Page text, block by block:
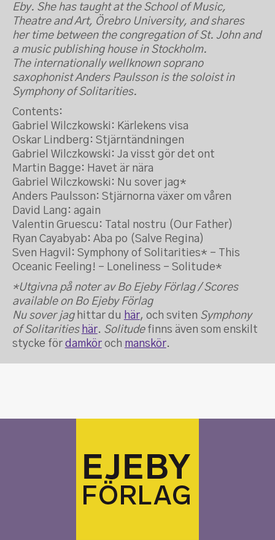
Eby. She has taught at the School of Music,
Theatre and Art, Örebro University, and shares
her time between the congregation of St. John and
a music publishing house in Stockholm.
The internationally wellknown soprano
saxophonist Anders Paulsson is the soloist in
Symphony of Solitarities.
Contents:
Gabriel Wilczkowski: Kärlekens visa
Oskar Lindberg: Stjärntändningen
Gabriel Wilczkowski: Ja visst gör det ont
Martin Bagge: Havet är nära
Gabriel Wilczkowski: Nu sover jag*
Anders Paulsson: Stjärnorna växer om våren
David Lang: again
Valentin Gruescu: Tatal nostru (Our Father)
Ryan Cayabyab: Aba po (Salve Regina)
Sven Hagvil: Symphony of Solitarities* – This
Oceanic Feeling! – Loneliness – Solitude*
*Utgivna på noter av Bo Ejeby Förlag / Scores
available on Bo Ejeby Förlag
Nu sover jaghittar du här, och sviten Symphony
of Solitarities här. Solitudefinns även som enskilt
stycke för damköroch manskör.